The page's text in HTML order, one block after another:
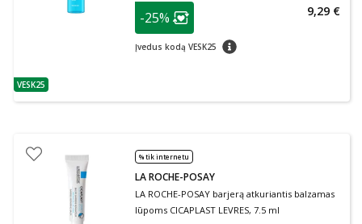
patarimas
VESK25
patarimas
Lojalumo klubo narių nuolaida
-25%
Įvedus kodą VESK25 patarimas
9,29 €
% tik internetu
LA ROCHE-POSAY
LA ROCHE-POSAY barjerą atkuriantis balzamas
lūpoms CICAPLAST LEVRES, 7.5 ml